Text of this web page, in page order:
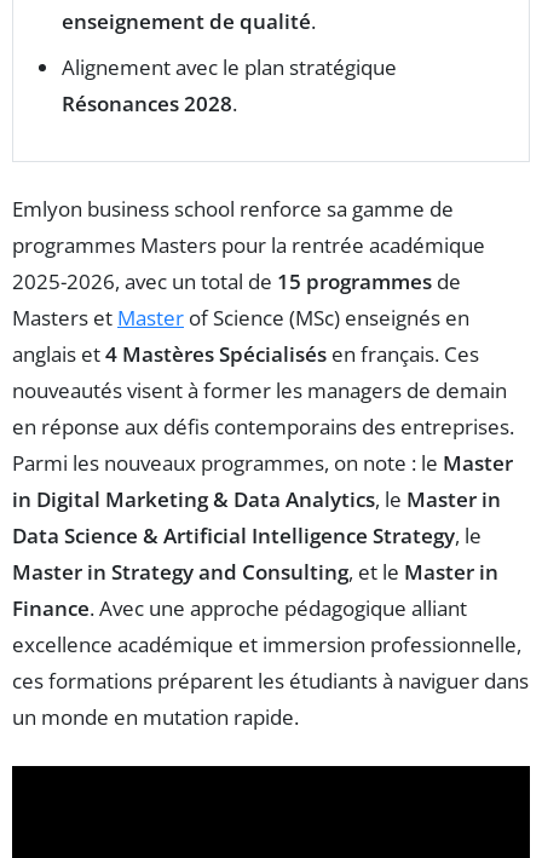
enseignement de qualité.
Alignement avec le plan stratégique
Résonances 2028.
Emlyon business school renforce sa gamme de
programmes Masters pour la rentrée académique
2025-2026, avec un total de 15 programmes de
Masters et Master of Science (MSc) enseignés en
anglais et4 Mastères Spécialisés en français. Ces
nouveautés visent à former les managers de demain
en réponse aux défis contemporains des entreprises.
Parmi les nouveaux programmes, on note : le Master
in Digital Marketing & Data Analytics, le Master in
Data Science & Artificial Intelligence Strategy, le
Master in Strategy and Consulting, et le Master in
Finance. Avec une approche pédagogique alliant
excellence académique et immersion professionnelle,
ces formations préparent les étudiants à naviguer dans
un monde en mutation rapide.